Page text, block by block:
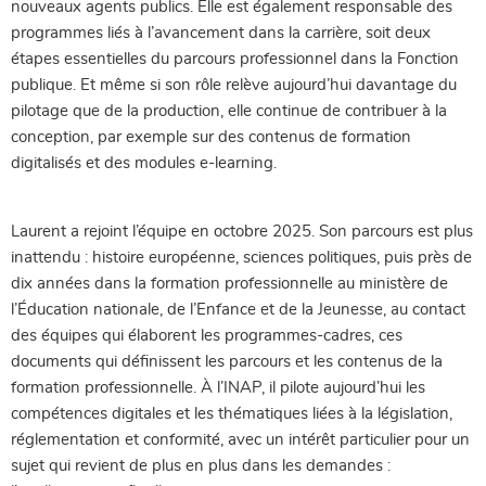
nouveaux agents publics. Elle est également responsable des
programmes liés à l’avancement dans la carrière, soit deux
étapes essentielles du parcours professionnel dans la Fonction
publique. Et même si son rôle relève aujourd’hui davantage du
pilotage que de la production, elle continue de contribuer à la
conception, par exemple sur des contenus de formation
digitalisés et des modules e-learning.
Laurent a rejoint l’équipe en octobre 2025. Son parcours est plus
inattendu : histoire européenne, sciences politiques, puis près de
dix années dans la formation professionnelle au ministère de
l’Éducation nationale, de l’Enfance et de la Jeunesse, au contact
des équipes qui élaborent les programmes-cadres, ces
documents qui définissent les parcours et les contenus de la
formation professionnelle. À l’INAP, il pilote aujourd’hui les
compétences digitales et les thématiques liées à la législation,
réglementation et conformité, avec un intérêt particulier pour un
sujet qui revient de plus en plus dans les demandes :